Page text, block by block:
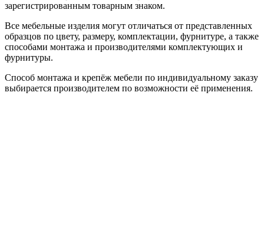
зарегистрированным товарным знаком.
Все мебельные изделия могут отличаться от представленных
образцов по цвету, размеру, комплектации, фурнитуре, а также
способами монтажа и производителями комплектующих и
фурнитуры.
Способ монтажа и крепёж мебели по индивидуальному заказу
выбирается производителем по возможности её применения.